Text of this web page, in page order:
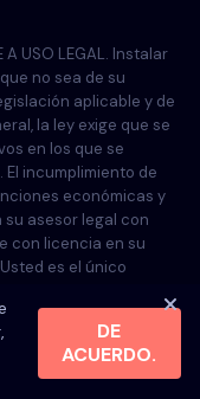
DE
ACUERDO.
A USO LEGAL. Instalar
no sea de su
aplicable y de
la ley exige que se
en los que se
incumplimiento de
económicas y
asesor legal con
con licencia en su
es el único
se hace responsable.